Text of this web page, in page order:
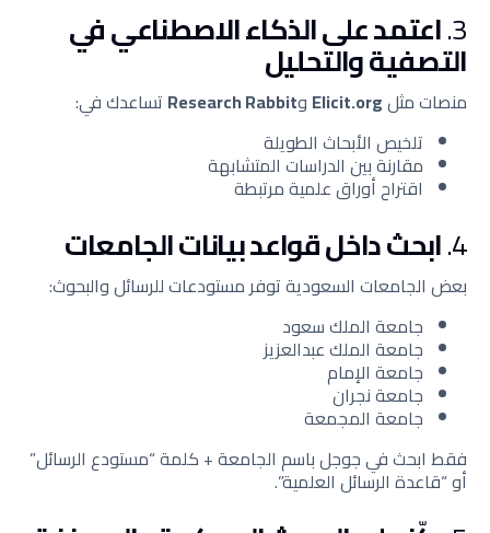
3. اعتمد على الذكاء الاصطناعي في
التصفية والتحليل
منصات مثلElicit.orgو Research Rabbitتساعدك في:
تلخيص الأبحاث الطويلة
مقارنة بين الدراسات المتشابهة
اقتراح أوراق علمية مرتبطة
4. ابحث داخل قواعد بيانات الجامعات
بعض الجامعات السعودية توفر مستودعات للرسائل والبحوث:
جامعة الملك سعود
جامعة الملك عبدالعزيز
جامعة الإمام
جامعة نجران
جامعة المجمعة
فقط ابحث في جوجل باسم الجامعة + كلمة “مستودع الرسائل”
أو “قاعدة الرسائل العلمية”.